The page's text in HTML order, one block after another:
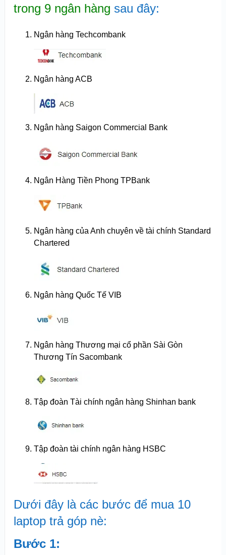
trong 9 ngân hàng sau đây:
Ngân hàng Techcombank
Ngân hàng ACB
Ngân hàng Saigon Commercial Bank
Ngân Hàng Tiền Phong TPBank
Ngân hàng của Anh chuyên về tài chính Standard
Chartered
Ngân hàng Quốc Tế VIB
Ngân hàng Thương mại cổ phần Sài Gòn
Thương Tín Sacombank
Tập đoàn Tài chính ngân hàng Shinhan bank
Tập đoàn tài chính ngân hàng HSBC
Dưới đây là các bước để mua 10
laptop trả góp nè:
Bước 1: